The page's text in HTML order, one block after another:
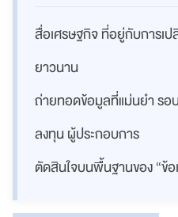
สื่อเศรษฐกิจ ที่อยู่กับการเป
ยาวนาน
ถ่ายทอดข้อมูลที่แม่นยำ รอ
ลงทุน ผู้ประกอบการ
ตัดสินใจบนพื้นฐานของ “ข้อ